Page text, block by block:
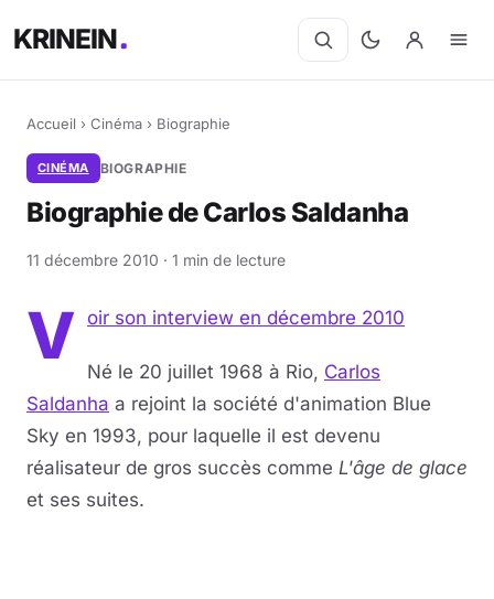
KRINEIN
Accueil › Cinéma › Biographie
CINÉMA BIOGRAPHIE
Biographie de Carlos Saldanha
11 décembre 2010 · 1 min de lecture
V oir son interview en décembre 2010
Né le 20 juillet 1968 à Rio, Carlos
Saldanha a rejoint la société d'animation Blue
Sky en 1993, pour laquelle il est devenu
réalisateur de gros succès comme L'âge de glace
et ses suites.